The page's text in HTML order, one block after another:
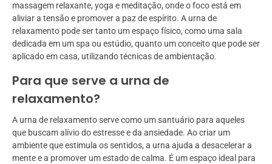
massagem relaxante, yoga e meditação, onde o foco está em
aliviar a tensão e promover a paz de espírito. A urna de
relaxamento pode ser tanto um espaço físico, como uma sala
dedicada em um spa ou estúdio, quanto um conceito que pode ser
aplicado em casa, utilizando técnicas de ambientação.
Para que serve a urna de
relaxamento?
A urna de relaxamento serve como um santuário para aqueles
que buscam alívio do estresse e da ansiedade. Ao criar um
ambiente que estimula os sentidos, a urna ajuda a desacelerar a
mente e a promover um estado de calma. É um espaço ideal para